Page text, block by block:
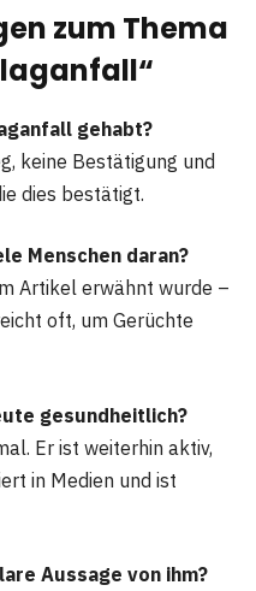
zum Thema
gehabt?
keine Bestätigung und
dies bestätigt.
Menschen daran?
Artikel erwähnt wurde –
oft, um Gerüchte
gesundheitlich?
Er ist weiterhin aktiv,
in Medien und ist
Aussage von ihm?